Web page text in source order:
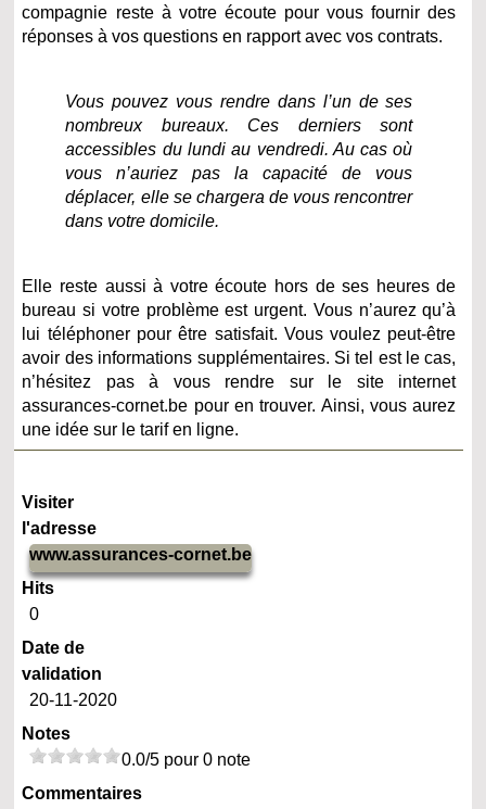
compagnie reste à votre écoute pour vous fournir des
réponses à vos questions en rapport avec vos contrats.
Vous pouvez vous rendre dans l’un de ses
nombreux bureaux. Ces derniers sont
accessibles du lundi au vendredi. Au cas où
vous n’auriez pas la capacité de vous
déplacer, elle se chargera de vous rencontrer
dans votre domicile.
Elle reste aussi à votre écoute hors de ses heures de
bureau si votre problème est urgent. Vous n’aurez qu’à
lui téléphoner pour être satisfait. Vous voulez peut-être
avoir des informations supplémentaires. Si tel est le cas,
n’hésitez pas à vous rendre sur le site internet
assurances-cornet.be pour en trouver. Ainsi, vous aurez
une idée sur le tarif en ligne.
Visiter
l'adresse
www.assurances-cornet.be
Hits
0
Date de
validation
20-11-2020
Notes
0.0/5 pour 0 note
Commentaires